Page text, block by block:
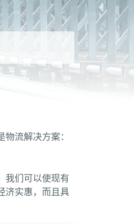
流解决方案：
我们可以使现有
济实惠，而且具